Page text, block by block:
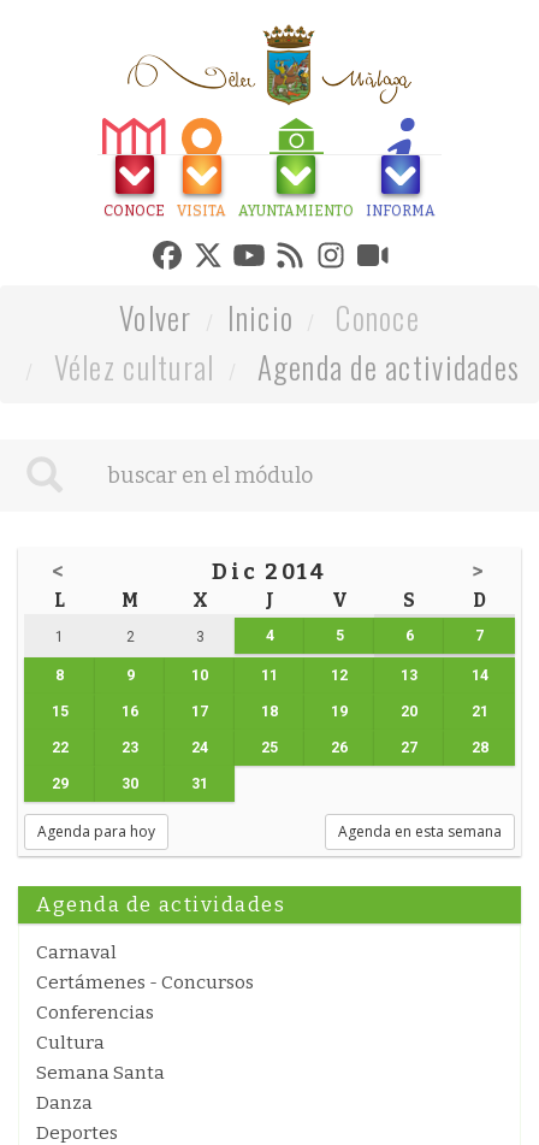
CONOCE VISITA AYUNTAMIENTO INFORMA
Volver Inicio
Conoce
Vélez cultural
Agenda de actividades
< Dic 2014 >
L M X J V S D
1 2 3 4 5 6 7
8 9 10 11 12 13 14
15 16 17 18 19 20 21
22 23 24 25 26 27 28
29 30 31
Agenda para hoy Agenda en esta semana
Agenda de actividades
Carnaval
Certámenes - Concursos
Conferencias
Cultura
Semana Santa
Danza
Deportes